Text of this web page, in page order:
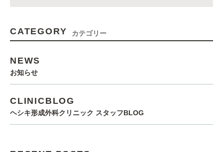
CATEGORY カテゴリー
NEWS
お知らせ
CLINICBLOG
ヘシキ形成外科クリニック スタッフBLOG